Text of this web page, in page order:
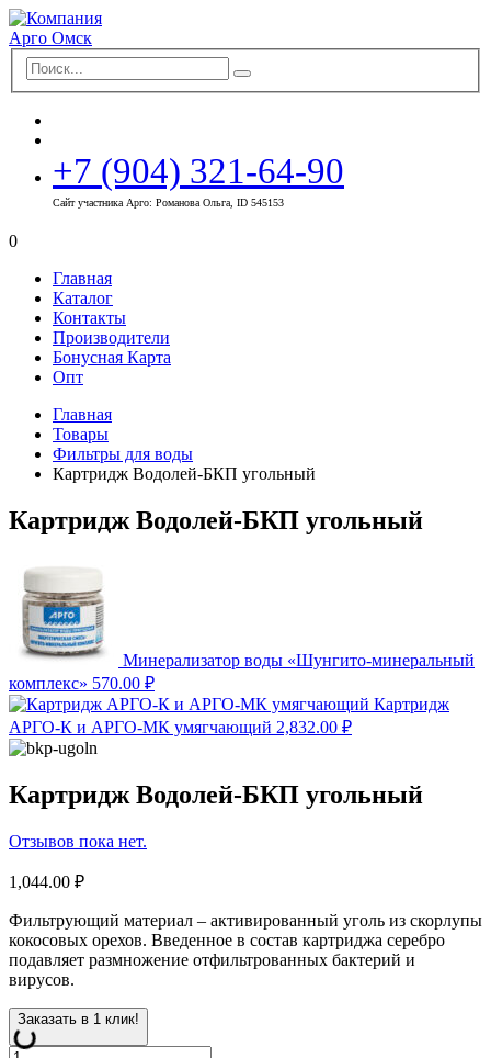
+7 (904) 321-64-90
Сайт участника Арго: Романова Ольга, ID 545153
0
Главная
Каталог
Контакты
Производители
Бонусная Карта
Опт
Главная
Товары
Фильтры для воды
Картридж Водолей-БКП угольный
Картридж Водолей-БКП угольный
Минерализатор воды «Шунгито-минеральный
комплекс» 570.00 ₽
Картридж
АРГО-К и АРГО-МК умягчающий 2,832.00 ₽
Картридж Водолей-БКП угольный
Отзывов пока нет.
1,044.00 ₽
Фильтрующий материал – активированный уголь из скорлупы
кокосовых орехов. Введенное в состав картриджа серебро
подавляет размножение отфильтрованных бактерий и
вирусов.
Заказать в 1 клик!